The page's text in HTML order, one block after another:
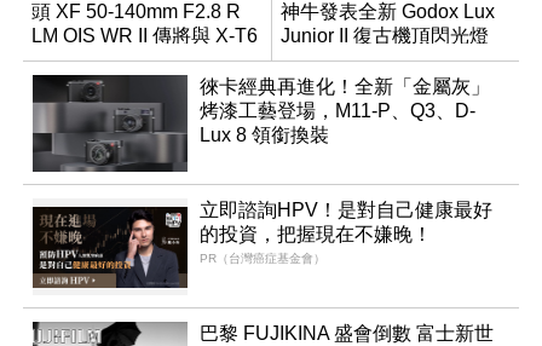
頭 XF 50-140mm F2.8 R
LM OIS WR II 傳將與 X-T6
同步亮相
神牛發表全新 Godox Lux
Junior II 復古機頂閃光燈
徠卡經典再進化！全新「金屬灰」
烤漆工藝登場，M11-P、Q3、D-
Lux 8 領銜換裝
立即諮詢HPV！是對自己健康最好
的投資，把握現在不嫌晚！
PR（台灣癌症基金會）
巴黎 FUJIKINA 盛會倒數 富士新世